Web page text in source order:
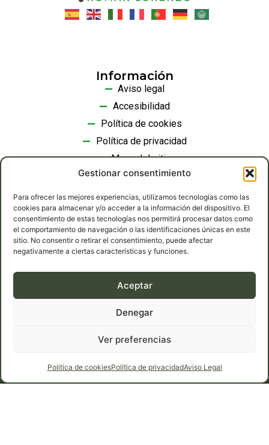
Gestionar consentimiento
Para ofrecer las mejores experiencias, utilizamos tecnologías como las
cookies para almacenar y/o acceder a la información del dispositivo. El
consentimiento de estas tecnologías nos permitirá procesar datos como
el comportamiento de navegación o las identificaciones únicas en este
sitio. No consentir o retirar el consentimiento, puede afectar
negativamente a ciertas características y funciones.
Aceptar
Denegar
Ver preferencias
Política de cookiesPolítica de privacidadAviso Legal
Información
Aviso legal
Accesibilidad
Política de cookies
Política de privacidad
Mapa del sitio
Contacto
Teléfono: 639 36 52 57
Carretera de Medina del Campo, km 14,800, 47230,
Matapozuelos